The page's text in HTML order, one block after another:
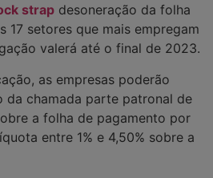
strap desoneração da folha
17 setores que mais empregam
valerá até o final de 2023.
as empresas poderão
da chamada parte patronal de
a folha de pagamento por
entre 1% e 4,50% sobre a